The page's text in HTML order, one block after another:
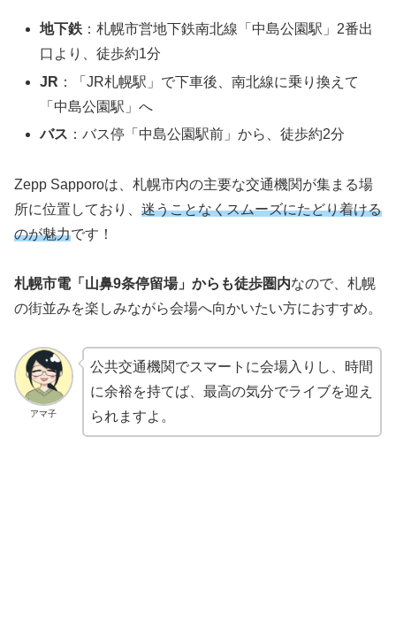
地下鉄 ：札幌市営地下鉄南北線「中島公園駅」2番出
口より、徒歩約1分
JR ：「JR札幌駅」で下車後、南北線に乗り換えて
「中島公園駅」へ
バス ：バス停「中島公園駅前」から、徒歩約2分
Zepp Sapporoは、札幌市内の主要な交通機関が集まる場
所に位置しており、 迷うことなくスムーズにたどり着ける
のが魅力です！
札幌市電「山鼻9条停留場」からも徒歩圏内なので、札幌
の街並みを楽しみながら会場へ向かいたい方におすすめ。
アマ子
公共交通機関でスマートに会場入りし、時間
に余裕を持てば、最高の気分でライブを迎え
られますよ。